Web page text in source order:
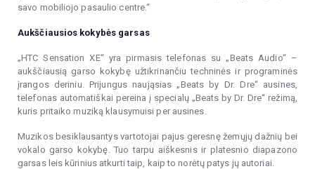
savo mobiliojo pasaulio centre.“
Aukščiausios kokybės garsas
„HTC Sensation XE“ yra pirmasis telefonas su „Beats Audio“ –
aukščiausią garso kokybę užtikrinančiu techninės ir programinės
įrangos deriniu. Prijungus naująsias „Beats by Dr. Dre“ ausines,
telefonas automatiškai pereina į specialų „Beats by Dr. Dre“ režimą,
kuris pritaiko muziką klausymuisi per ausines.
Muzikos besiklausantys vartotojai pajus geresnę žemųjų dažnių bei
vokalo garso kokybę. Tuo tarpu aiškesnis ir platesnio diapazono
garsas leis kūrinius atkurti taip, kaip to norėtų patys jų autoriai.